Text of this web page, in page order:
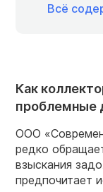
Всё
Как
проблемные
ООО
редко
взыскания
предпочитает